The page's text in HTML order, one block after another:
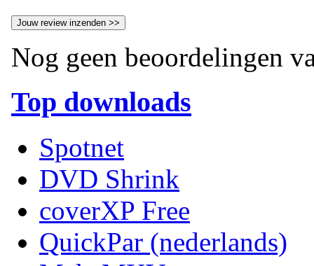
Nog geen beoordelingen
Top downloads
Spotnet
DVD Shrink
coverXP Free
QuickPar (nederlands)